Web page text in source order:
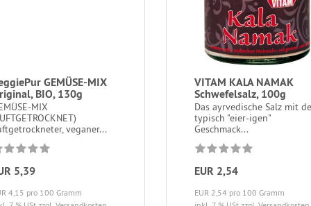
GEMÜSE-MIX
BIO, 130g
MIX
veganer...
5,39
4,15 pro 100 Gramm
VITAM KALA NAMAK
Schwefelsalz, 100g
Das ayrvedische Salz mit
typisch "eier-igen"
Geschmack...
EUR 2,54
EUR 2,54 pro 100 Gramm